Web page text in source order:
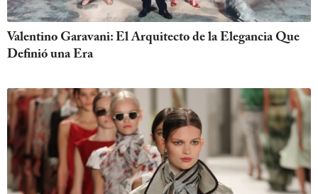
Valentino Garavani: El Arquitecto de la Elegancia Que
Definió una Era